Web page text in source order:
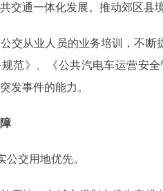
通一体化发展。推动郊区县
从业人员的业务培训，不断
范》、《公共汽电车运营安
发事件的能力。
交用地优先。